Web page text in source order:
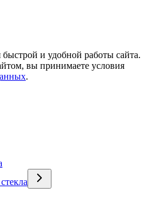
и удобной работы сайта.
вы принимаете условия
.